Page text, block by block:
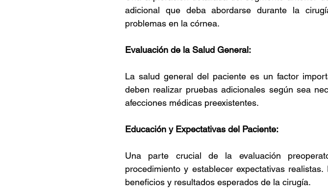
adicional que deba abordarse durante la
problemas en la córnea.
Evaluación de la Salud General:
La salud general del paciente es un factor
deben realizar pruebas adicionales según sea
afecciones médicas preexistentes.
Educación y Expectativas del Paciente:
Una parte crucial de la evaluación
procedimiento y establecer expectativas
beneficios y resultados esperados de la cirugía.